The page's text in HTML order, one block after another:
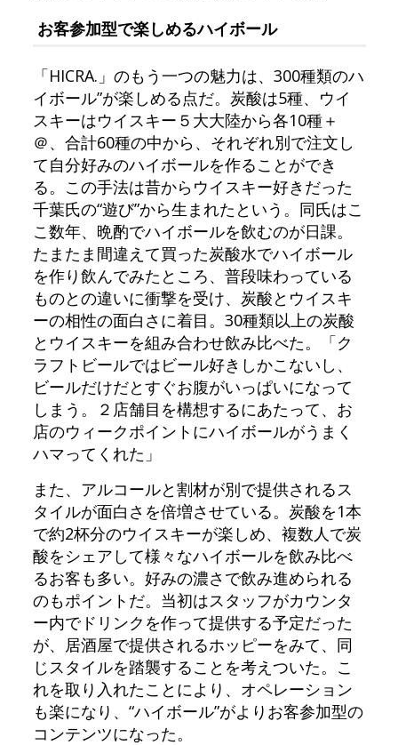
お客参加型で楽しめるハイボール
「HICRA.」のもう一つの魅力は、300種類のハ
イボール”が楽しめる点だ。炭酸は5種、ウイ
スキーはウイスキー５大大陸から各10種＋
＠、合計60種の中から、それぞれ別で注文し
て自分好みのハイボールを作ることができ
る。この手法は昔からウイスキー好きだった
千葉氏の“遊び”から生まれたという。同氏はこ
こ数年、晩酌でハイボールを飲むのが日課。
たまたま間違えて買った炭酸水でハイボール
を作り飲んでみたところ、普段味わっている
ものとの違いに衝撃を受け、炭酸とウイスキ
ーの相性の面白さに着目。30種類以上の炭酸
とウイスキーを組み合わせ飲み比べた。「ク
ラフトビールではビール好きしかこないし、
ビールだけだとすぐお腹がいっぱいになって
しまう。２店舗目を構想するにあたって、お
店のウィークポイントにハイボールがうまく
ハマってくれた」
また、アルコールと割材が別で提供されるス
タイルが面白さを倍増させている。炭酸を1本
で約2杯分のウイスキーが楽しめ、複数人で炭
酸をシェアして様々なハイボールを飲み比べ
るお客も多い。好みの濃さで飲み進められる
のもポイントだ。当初はスタッフがカウンタ
ー内でドリンクを作って提供する予定だった
が、居酒屋で提供されるホッピーをみて、同
じスタイルを踏襲することを考えついた。こ
れを取り入れたことにより、オペレーション
も楽になり、“ハイボール”がよりお客参加型の
コンテンツになった。